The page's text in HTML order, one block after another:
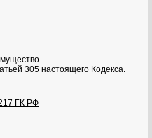
305 настоящего Кодекса.
ГК РФ